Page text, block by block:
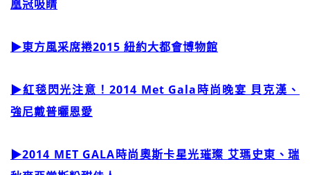
凰冠吸睛
▶東方風采席捲2015 紐約大都會博物館
▶紅毯閃光注意！2014 Met Gala時尚晚宴 貝克漢、
強尼戴普曬恩愛
▶2014 MET GALA時尚奧斯卡星光璀璨 艾瑪史東、瑞